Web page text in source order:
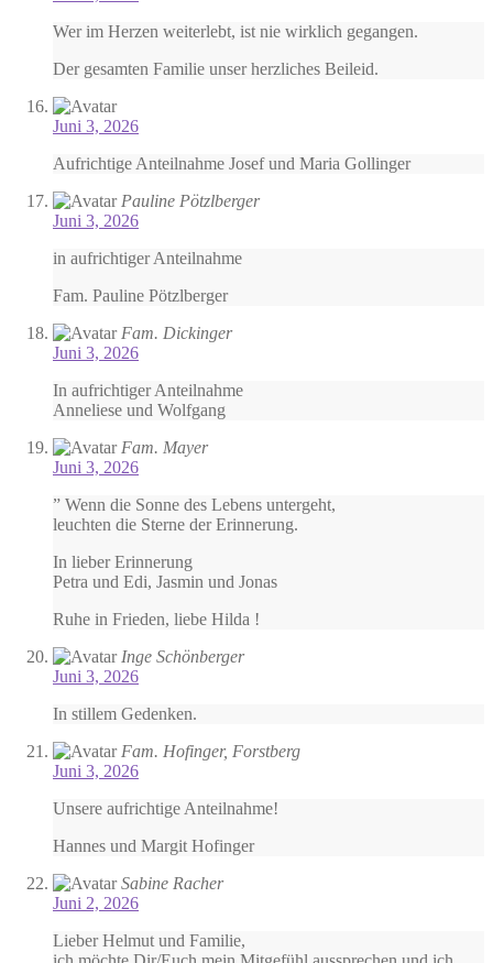
Wer im Herzen weiterlebt, ist nie wirklich gegangen.
Der gesamten Familie unser herzliches Beileid.
Juni 3, 2026
Aufrichtige Anteilnahme Josef und Maria Gollinger
Pauline Pötzlberger
Juni 3, 2026
in aufrichtiger Anteilnahme
Fam. Pauline Pötzlberger
Fam. Dickinger
Juni 3, 2026
In aufrichtiger Anteilnahme
Anneliese und Wolfgang
Fam. Mayer
Juni 3, 2026
” Wenn die Sonne des Lebens untergeht,
leuchten die Sterne der Erinnerung.
In lieber Erinnerung
Petra und Edi, Jasmin und Jonas
Ruhe in Frieden, liebe Hilda !
Inge Schönberger
Juni 3, 2026
In stillem Gedenken.
Fam. Hofinger, Forstberg
Juni 3, 2026
Unsere aufrichtige Anteilnahme!
Hannes und Margit Hofinger
Sabine Racher
Juni 2, 2026
Lieber Helmut und Familie,